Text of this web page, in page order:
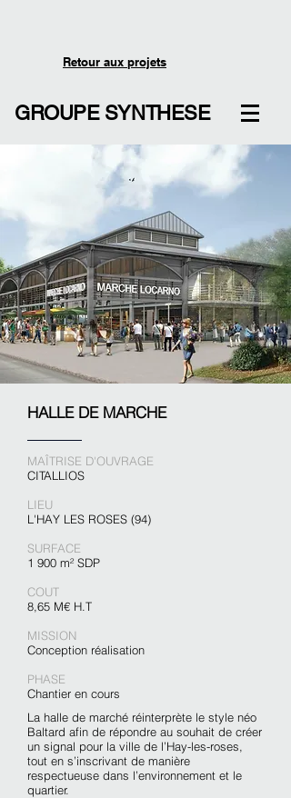
Retour aux projets
GROUPE SYNTHESE
HALLE DE MARCHE
MAÎTRISE D'OUVRAGE
CITALLIOS​
LIEU
L'HAY LES ROSES (94)
SURFACE
1 900 m² SDP
COUT
8,65 M€ H.T
MISSION
Conception réalisation
PHASE
Chantier en cours
La halle de marché réinterprète le style néo
Baltard afin de répondre au souhait de créer
un signal pour la ville de l’Hay-les-roses,
tout en s’inscrivant de manière
respectueuse dans l’environnement et le
quartier.